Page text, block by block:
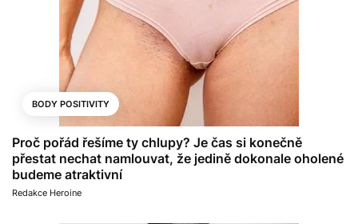
BODY POSITIVITY
Proč pořád řešíme ty chlupy? Je čas si konečně
přestat nechat namlouvat, že jedině dokonale oholené
budeme atraktivní
Redakce Heroine